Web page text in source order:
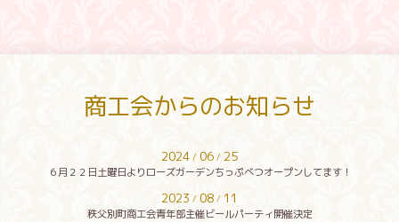
商工会からのお知らせ
2024 / 06 / 25
６月２２日土曜日よりローズガーデンちっぷべつオープンしてます！
2023 / 08 / 11
秩父別町商工会青年部主催ビールパーティ開催決定